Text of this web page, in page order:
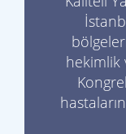
hekimlik